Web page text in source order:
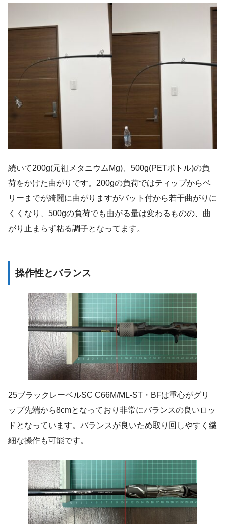
続いて200g(元祖メタニウムMg)、500g(PETボトル)の負
荷をかけた曲がりです。200gの負荷ではティップからベ
リーまでが綺麗に曲がりますがバット付から若干曲がりに
くくなり、500gの負荷でも曲がる量は変わるものの、曲
がり止まらず粘る調子となってます。
操作性とバランス
25ブラックレーベルSC C66M/ML-ST・BFは重心がグリ
ップ先端から8cmとなっており非常にバランスの良いロッ
ドとなっています。バランスが良いため取り回しやすく繊
細な操作も可能です。